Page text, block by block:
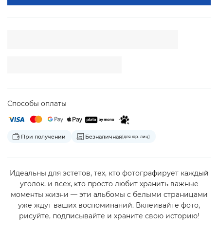
Способы оплаты
При получении Безналичная(для юр. лиц)
Идеальны для эстетов, тех, кто фотографирует каждый
уголок, и всех, кто просто любит хранить важные
моменты жизни — эти альбомы с белыми страницами
уже ждут ваших воспоминаний. Вклеивайте фото,
рисуйте, подписывайте и храните свою историю!